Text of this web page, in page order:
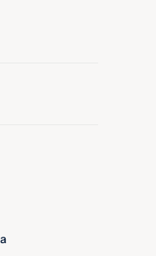
m.in. dzięki
ptaki po